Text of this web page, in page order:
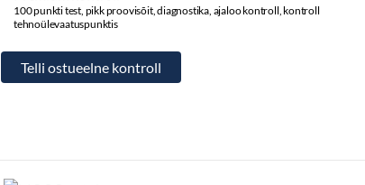
100 punkti test, pikk proovisõit, diagnostika, ajaloo kontroll, kontroll
tehnoülevaatuspunktis